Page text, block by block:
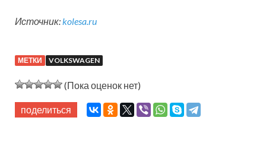
Источник:kolesa.ru
МЕТКИ VOLKSWAGEN
(Пока оценок нет)
поделиться